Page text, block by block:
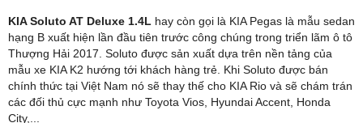
KIA Soluto AT Deluxe 1.4L hay còn gọi là KIA Pegas là mẫu sedan
hạng B xuất hiện lần đầu tiên trước công chúng trong triển lãm ô tô
Thượng Hải 2017. Soluto được sản xuất dựa trên nền tảng của
mẫu xe KIA K2 hướng tới khách hàng trẻ. Khi Soluto được bán
chính thức tại Việt Nam nó sẽ thay thế cho KIA Rio và sẽ chám trán
các đối thủ cực mạnh như Toyota Vios, Hyundai Accent, Honda
City,...